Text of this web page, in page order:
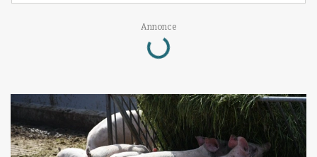
Annonce
Loading...